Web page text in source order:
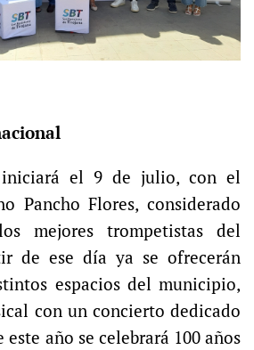
iniciará el 9 de julio, con el
Pancho Flores, considerado
mejores trompetistas del
de ese día ya se ofrecerán
espacios del municipio,
con un concierto dedicado
este año se celebrará 100 años